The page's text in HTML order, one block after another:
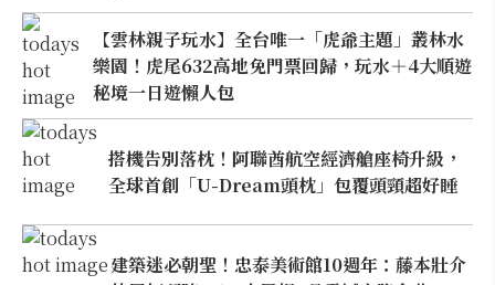
【雲林親子玩水】全台唯一「虎爺主題」叢林水
樂園！虎尾632高地免門票回歸，玩水＋4大順遊
秘境一日遊懶人包
搭機告別落枕！阿聯酋航空經濟艙座椅升級，
全球首創「U-Dream頭枕」包覆頭頸超好睡
建築迷必朝聖！忠泰美術館10週年：藤本壯介